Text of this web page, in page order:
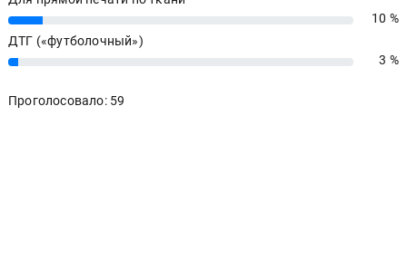
10%
10 %
ДТГ («футболочный»)
3% 3 %
Проголосовало: 59